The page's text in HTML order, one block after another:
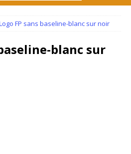
FP sans baseline-blanc sur noir
blanc sur